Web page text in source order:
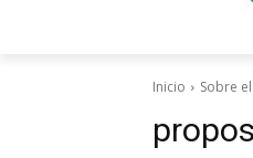
Inicio Sobre